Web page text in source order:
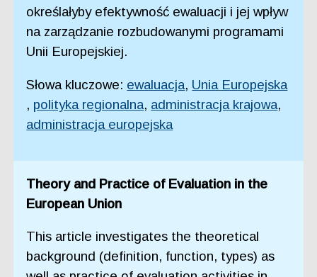
określałyby efektywność ewaluacji i jej wpływ
na zarządzanie rozbudowanymi programami
Unii Europejskiej.
Słowa kluczowe: ewaluacja, Unia Europejska
, polityka regionalna, administracja krajowa,
administracja europejska
Theory and Practice of Evaluation in the
European Union
This article investigates the theoretical
background (definition, function, types) as